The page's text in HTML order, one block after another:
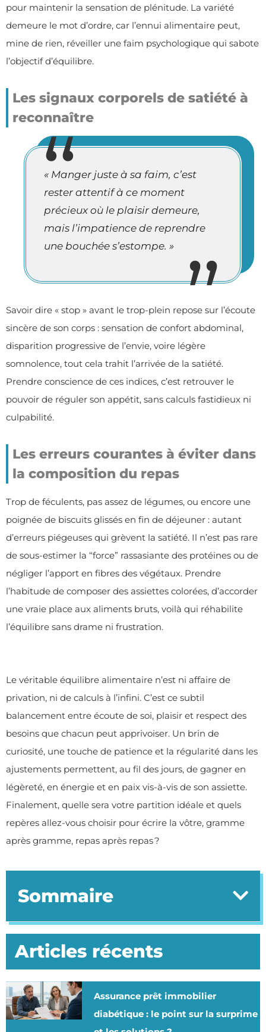
pour maintenir la sensation de plénitude. La variété
demeure le mot d’ordre, car l’ennui alimentaire peut,
mine de rien, réveiller une faim psychologique qui sabote
l’objectif d’équilibre.
Les signaux corporels de satiété à
reconnaître
« Manger juste à sa faim, c’est
rester attentif à ce moment
précieux où le plaisir demeure,
mais l’impatience de reprendre
une bouchée s’estompe. »
Savoir dire « stop » avant le trop-plein repose sur l’écoute
sincère de son corps : sensation de confort abdominal,
disparition progressive de l’envie, voire légère
somnolence, tout cela trahit l’arrivée de la satiété.
Prendre conscience de ces indices, c’est retrouver le
pouvoir de réguler son appétit, sans calculs fastidieux ni
culpabilité.
Les erreurs courantes à éviter dans
la composition du repas
Trop de féculents, pas assez de légumes, ou encore une
poignée de biscuits glissés en fin de déjeuner : autant
d’erreurs piégeuses qui grèvent la satiété. Il n’est pas rare
de sous-estimer la “force” rassasiante des protéines ou de
négliger l’apport en fibres des végétaux. Prendre
l’habitude de composer des assiettes colorées, d’accorder
une vraie place aux aliments bruts, voilà qui réhabilite
l’équilibre sans drame ni frustration.
Le véritable équilibre alimentaire n’est ni affaire de
privation, ni de calculs à l’infini. C’est ce subtil
balancement entre écoute de soi, plaisir et respect des
besoins que chacun peut apprivoiser. Un brin de
curiosité, une touche de patience et la régularité dans les
ajustements permettent, au fil des jours, de gagner en
légèreté, en énergie et en paix vis-à-vis de son assiette.
Finalement, quelle sera votre partition idéale et quels
repères allez-vous choisir pour écrire la vôtre, gramme
après gramme, repas après repas ?
Sommaire
Articles récents
Assurance prêt immobilier
diabétique : le point sur la surprime